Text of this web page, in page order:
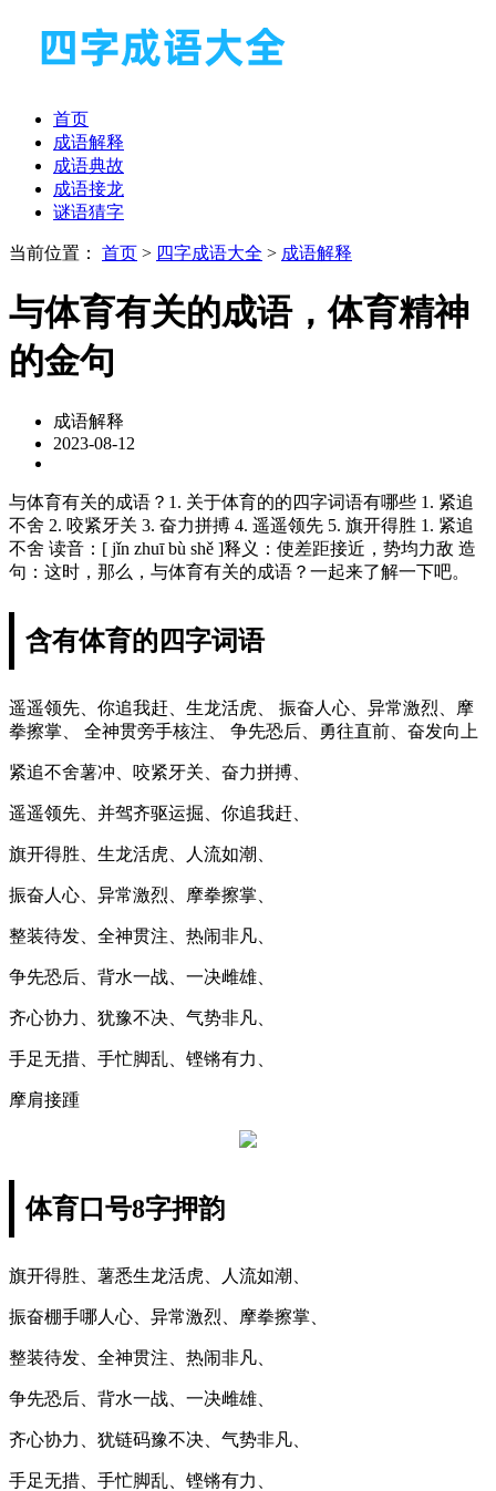
首页
成语解释
成语典故
成语接龙
谜语猜字
当前位置： 首页 > 四字成语大全 > 成语解释
与体育有关的成语，体育精神
的金句
成语解释
2023-08-12
与体育有关的成语？1. 关于体育的的四字词语有哪些 1. 紧追
不舍 2. 咬紧牙关 3. 奋力拼搏 4. 遥遥领先 5. 旗开得胜 1. 紧追
不舍 读音：[ jǐn zhuī bù shě ]释义：使差距接近，势均力敌 造
句：这时，那么，与体育有关的成语？一起来了解一下吧。
含有体育的四字词语
遥遥领先、你追我赶、生龙活虎、 振奋人心、异常激烈、摩
拳擦掌、 全神贯旁手核注、 争先恐后、勇往直前、奋发向上
紧追不舍薯冲、咬紧牙关、奋力拼搏、
遥遥领先、并驾齐驱运掘、你追我赶、
旗开得胜、生龙活虎、人流如潮、
振奋人心、异常激烈、摩拳擦掌、
整装待发、全神贯注、热闹非凡、
争先恐后、背水一战、一决雌雄、
齐心协力、犹豫不决、气势非凡、
手足无措、手忙脚乱、铿锵有力、
摩肩接踵
体育口号8字押韵
旗开得胜、薯悉生龙活虎、人流如潮、
振奋棚手哪人心、异常激烈、摩拳擦掌、
整装待发、全神贯注、热闹非凡、
争先恐后、背水一战、一决雌雄、
齐心协力、犹链码豫不决、气势非凡、
手足无措、手忙脚乱、铿锵有力、